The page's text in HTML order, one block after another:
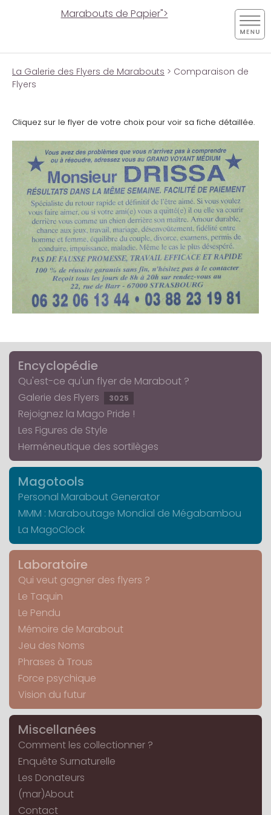
Marabouts de Papier">
La Galerie des Flyers de Marabouts > Comparaison de
Flyers
Cliquez sur le flyer de votre choix pour voir sa fiche détaillée.
Encyclopédie
Qu'est-ce qu'un flyer de Marabout ?
Galerie des Flyers
3025
Rejoignez la Mago Pride !
Les Figures de Style
Herméneutique des sortilèges
Magotools
Personal Marabout Generator
MMM : Maraboutage Mondial de Mégabambou
La MagoClock
Laboratoire
Qui veut gagner des flyers ?
Le Taquin
Le Pendu
Mémoire de Marabout
Jeu des Noms
Phrases à Trous
Force psychique
Vision du futur
Miscellanées
Comment les collectionner ?
Enquête Surnaturelle
Les Donateurs
(mar)About
Contact